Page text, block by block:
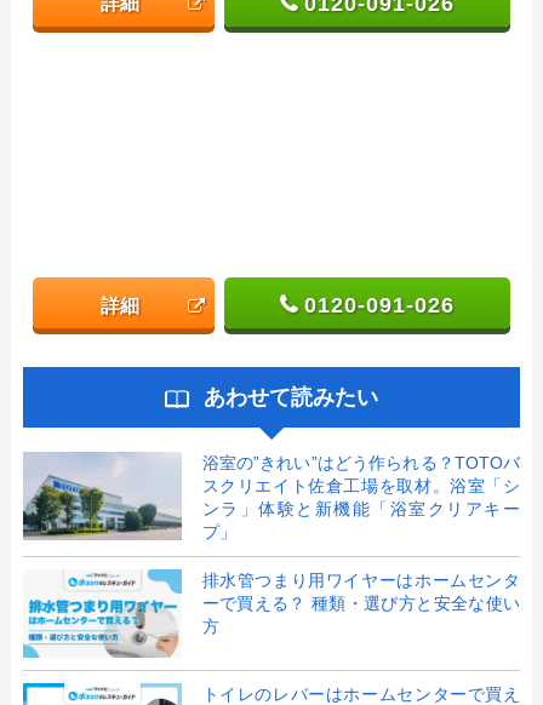
詳細 0120-091-026
あわせて読みたい
浴室の”きれい”はどう作られる？TOTOバ
スクリエイト佐倉工場を取材。浴室「シ
ンラ」体験と新機能「浴室クリアキー
プ」
排水管つまり用ワイヤーはホームセンタ
ーで買える？ 種類・選び方と安全な使い
方
トイレのレバーはホームセンターで買え